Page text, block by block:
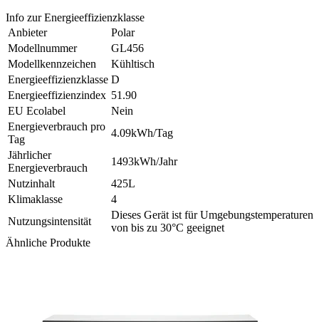
Info zur Energieeffizienzklasse
Anbieter
Polar
Modellnummer
GL456
Modellkennzeichen
Kühltisch
Energieeffizienzklasse D
Energieeffizienzindex 51.90
EU Ecolabel
Nein
Energieverbrauch pro
Tag
4.09kWh/Tag
Jährlicher
Energieverbrauch
1493kWh/Jahr
Nutzinhalt
425L
Klimaklasse
4
Nutzungsintensität
Dieses Gerät ist für Umgebungstemperaturen
von bis zu 30°C geeignet
Ähnliche Produkte